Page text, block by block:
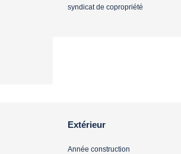
syndicat de copropriété
Extérieur
Année construction